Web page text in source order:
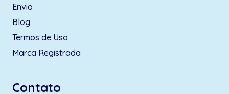
Envio
Blog
Termos de Uso
Marca Registrada
Contato